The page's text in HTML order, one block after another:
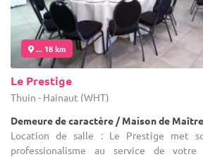
... 18 km
Le Prestige
Thuin - Hainaut (WHT)
Demeure de caractère / Maison de Maître
Location de salle : Le Prestige met
professionalisme au service de